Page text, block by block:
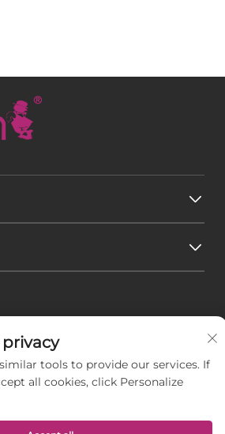
6567
省南通市掘港鎮如東経済開発区
tools to provide our services. If
all cookies, click Personalize